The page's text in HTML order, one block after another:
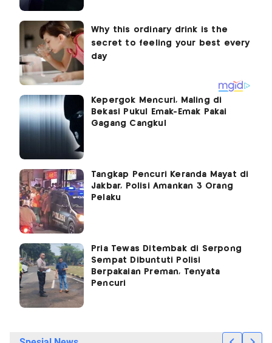
Kepergok Mencuri, Maling di
Bekasi Pukul Emak-Emak Pakai
Gagang Cangkul
Tangkap Pencuri Keranda Mayat di
Jakbar, Polisi Amankan 3 Orang
Pelaku
Pria Tewas Ditembak di Serpong
Sempat Dibuntuti Polisi
Berpakaian Preman, Tenyata
Pencuri